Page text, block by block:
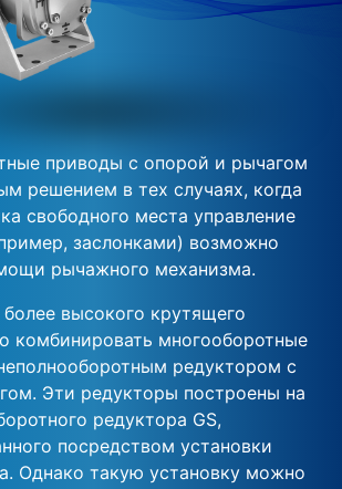
приводы с опорой и рычагом
решением в тех случаях, когда
свободного места управление
заслонками) возможно
рычажного механизма.
высокого крутящего
комбинировать многооборотные
редуктором с
Эти редукторы построены на
редуктора GS,
посредством установки
Однако такую установку можно